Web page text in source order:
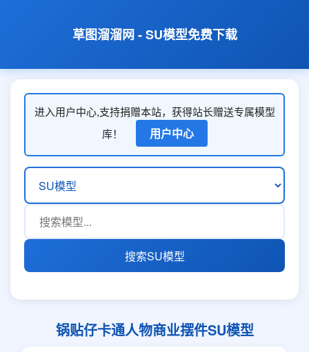
草图溜溜网 - SU模型免费下载
进入用户中心,支持捐赠本站，获得站长赠送专属模型
库！
用户中心
搜索SU模型
锅贴仔卡通人物商业摆件SU模型